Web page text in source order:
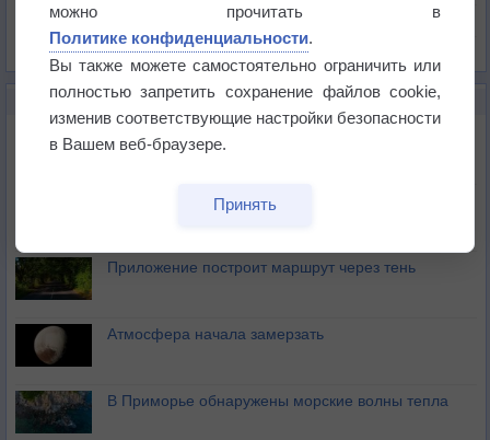
Облачность
Список всех карт
НОВОЕ О ПОГОДЕ
Максимум лета не сдаётся
Космическая погода влияет на транспорт
Приложение построит маршрут через тень
Атмосфера начала замерзать
В Приморье обнаружены морские волны тепла
можно прочитать в
Политике конфиденциальности.
Вы также можете самостоятельно ограничить или
полностью запретить сохранение файлов cookie,
изменив соответствующие настройки безопасности
в Вашем веб-браузере.
Принять